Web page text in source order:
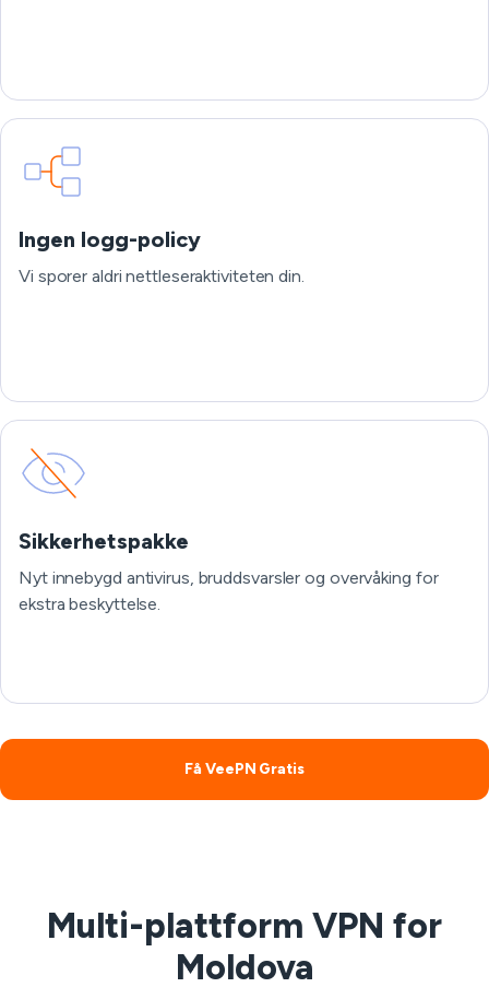
Ingen logg-policy
Vi sporer aldri nettleseraktiviteten din.
Sikkerhetspakke
Nyt innebygd antivirus, bruddsvarsler og overvåking for
ekstra beskyttelse.
Få VeePN Gratis
Multi-plattform VPN for
Moldova